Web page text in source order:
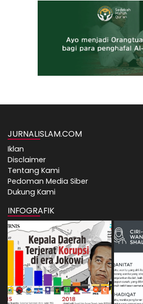
JURNALISLAM.COM
Iklan
Disclaimer
Tentang Kami
Pedoman Media Siber
Dukung Kami
INFOGRAFIK